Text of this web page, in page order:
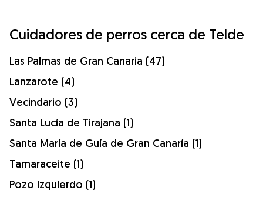
Cuidadores de perros cerca de Telde
Las Palmas de Gran Canaria (47)
Lanzarote (4)
Vecindario (3)
Santa Lucía de Tirajana (1)
Santa María de Guía de Gran Canaría (1)
Tamaraceite (1)
Pozo Izquierdo (1)